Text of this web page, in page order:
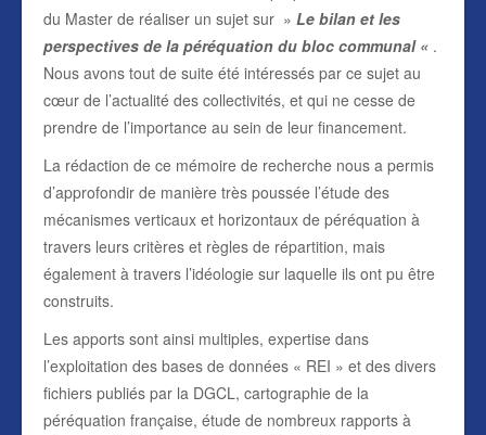
du Master de réaliser un sujet sur » Le bilan et les
perspectives de la péréquation du bloc communal « .
Nous avons tout de suite été intéressés par ce sujet au
cœur de l’actualité des collectivités, et qui ne cesse de
prendre de l’importance au sein de leur financement.
La rédaction de ce mémoire de recherche nous a permis
d’approfondir de manière très poussée l’étude des
mécanismes verticaux et horizontaux de péréquation à
travers leurs critères et règles de répartition, mais
également à travers l’idéologie sur laquelle ils ont pu être
construits.
Les apports sont ainsi multiples, expertise dans
l’exploitation des bases de données « REI » et des divers
fichiers publiés par la DGCL, cartographie de la
péréquation française, étude de nombreux rapports à